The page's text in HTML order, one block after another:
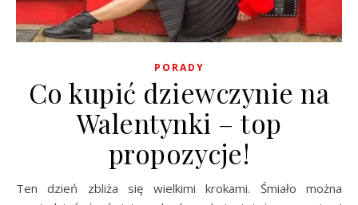
PORADY
Co kupić dziewczynie na
Walentynki – top
propozycje!
Ten dzień zbliża się wielkimi krokami. Śmiało można